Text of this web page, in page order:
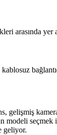
arasında yer
gelişmiş
seçmek
geliyor.